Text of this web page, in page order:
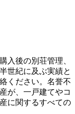
入後の別荘管理、
世紀に及ぶ実績と
ください。名誉不
が、一戸建てやコ
に関するすべての